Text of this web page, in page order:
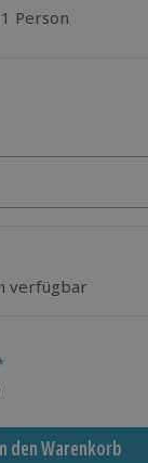
Bewertungen
1 Person
verfügbar
den Warenkorb